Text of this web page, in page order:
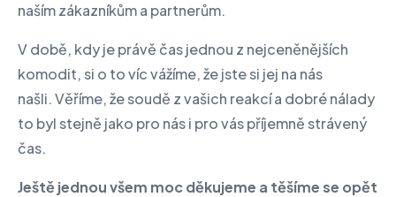
naším zákazníkům a partnerům.
V době, kdy je právě čas jednou z nejceněnějších
komodit, si o to víc vážíme, že jste si jej na nás
našli. Věříme, že soudě z vašich reakcí a dobré nálady
to byl stejně jako pro nás i pro vás příjemně strávený
čas.
Ještě jednou všem moc děkujeme a těšíme se opět